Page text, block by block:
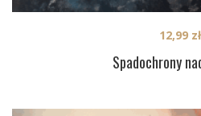
Spadochrony
12,99 zł